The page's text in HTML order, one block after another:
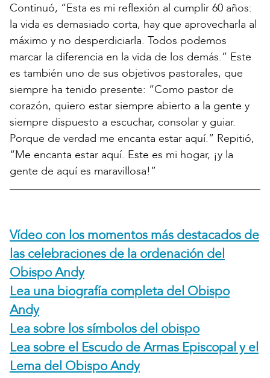
Continuó, “Esta es mi reflexión al cumplir 60 años:
la vida es demasiado corta, hay que aprovecharla al
máximo y no desperdiciarla. Todos podemos
marcar la diferencia en la vida de los demás.” Este
es también uno de sus objetivos pastorales, que
siempre ha tenido presente: “Como pastor de
corazón, quiero estar siempre abierto a la gente y
siempre dispuesto a escuchar, consolar y guiar.
Porque de verdad me encanta estar aquí.” Repitió,
“Me encanta estar aquí. Este es mi hogar, ¡y la
gente de aquí es maravillosa!”
Vídeo con los momentos más destacados de
las celebraciones de la ordenación del
Obispo Andy
Lea una biografía completa del Obispo
Andy
Lea sobre los símbolos del obispo
Lea sobre el Escudo de Armas Episcopal y el
Lema del Obispo Andy